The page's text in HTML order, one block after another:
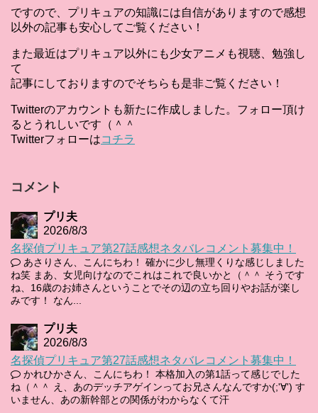
ですので、プリキュアの知識には自信がありますので感想
以外の記事も安心してご覧ください！
また最近はプリキュア以外にも少女アニメも視聴、勉強し
て
記事にしておりますのでそちらも是非ご覧ください！
Twitterのアカウントも新たに作成しました。フォロー頂け
るとうれしいです（＾＾
Twitterフォローはコチラ
コメント
プリ夫
2026/8/3
名探偵プリキュア第27話感想ネタバレコメント募集中！
あさりさん、こんにちわ！ 確かに少し無理くりな感じしました
ね笑 まあ、女児向けなのでこれはこれで良いかと（＾＾ そうです
ね、16歳のお姉さんということでその辺の立ち回りやお話が楽し
みです！ なん...
プリ夫
2026/8/3
名探偵プリキュア第27話感想ネタバレコメント募集中！
かれひかさん、こんにちわ！ 本格加入の第1話って感じでした
ね（＾＾ え、あのデッチアゲインってお兄さんなんですか(;'∀') す
いません、あの新幹部との関係がわからなくて汗